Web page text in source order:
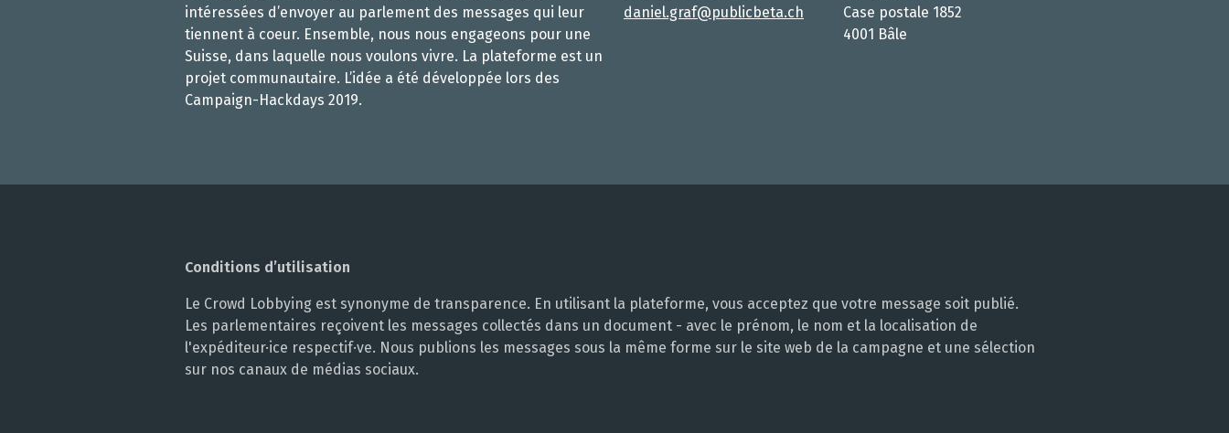
intéressées d’envoyer au parlement des messages qui leur
tiennent à coeur. Ensemble, nous nous engageons pour une
Suisse, dans laquelle nous voulons vivre. La plateforme est un
projet communautaire. L’idée a été développée lors des
Campaign-Hackdays 2019.
daniel.graf@publicbeta.ch
Case postale 1852
4001 Bâle
Conditions d’utilisation
Le Crowd Lobbying est synonyme de transparence. En utilisant la plateforme, vous acceptez que votre message soit publié.
Les parlementaires reçoivent les messages collectés dans un document - avec le prénom, le nom et la localisation de
l'expéditeur·ice respectif·ve. Nous publions les messages sous la même forme sur le site web de la campagne et une sélection
sur nos canaux de médias sociaux.